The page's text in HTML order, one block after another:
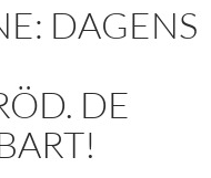
DAGENS
DE